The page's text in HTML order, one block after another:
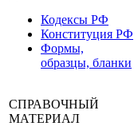
Кодексы РФ
Конституция РФ
Формы,
образцы, бланки
СПРАВОЧНЫЙ
МАТЕРИАЛ